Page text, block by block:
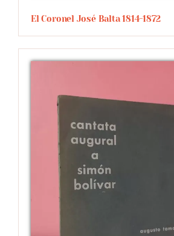
El Coronel José Balta 1814-1872